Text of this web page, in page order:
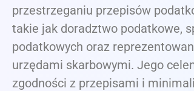
przestrzeganiu przepisów
takie jak doradztwo podatkowe,
podatkowych oraz
urzędami skarbowymi. Jego
zgodności z przepisami i